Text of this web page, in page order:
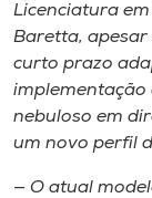
Licenciatura
Baretta, apesar
curto prazo
implementação
nebuloso em
um novo perfil
— O atual